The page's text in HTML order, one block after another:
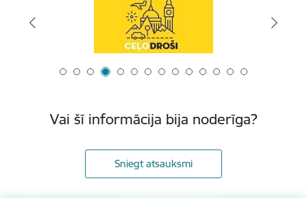
Vai šī informācija bija noderīga?
Sniegt atsauksmi